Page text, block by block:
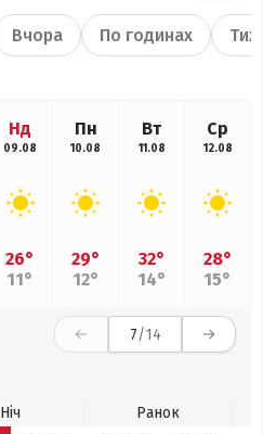
Вчора По годинах
Нд
09.08
26°
11°
Пн
10.08
29°
12°
Вт
11.08
32°
14°
Ср
12.08
28°
15°
7/14
Ніч
Ранок